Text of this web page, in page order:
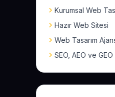
Kurumsal Web
Hazır Web Sitesi
Web Tasarım
SEO, AEO ve